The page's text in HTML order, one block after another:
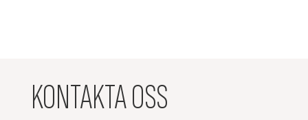
KONTAKTA OSS